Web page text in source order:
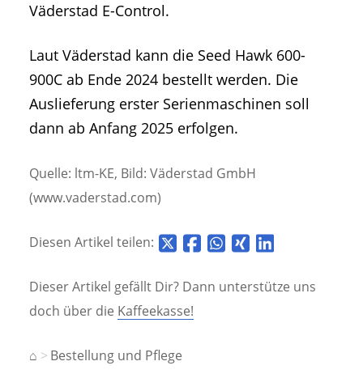
Väderstad E-Control.
Laut Väderstad kann die Seed Hawk 600-
900C ab Ende 2024 bestellt werden. Die
Auslieferung erster Serienmaschinen soll
dann ab Anfang 2025 erfolgen.
Quelle: ltm-KE, Bild: Väderstad GmbH
(www.vaderstad.com)
Diesen Artikel teilen:
Dieser Artikel gefällt Dir? Dann unterstütze uns
doch über die Kaffeekasse!
⌂ Bestellung und Pflege